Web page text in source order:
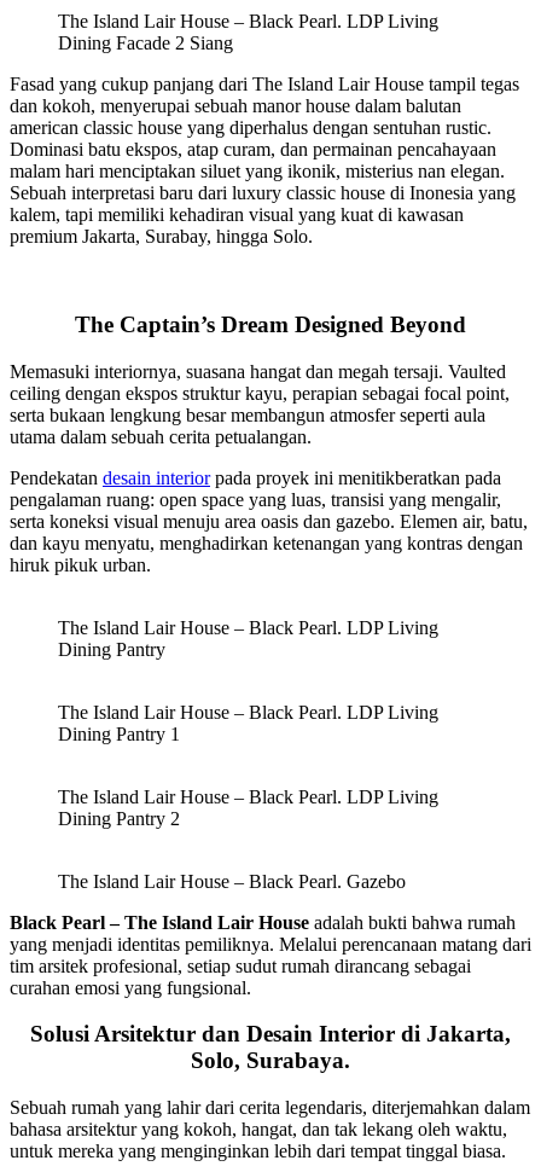
The Island Lair House – Black Pearl. LDP Living
Dining Facade 2 Siang
Fasad yang cukup panjang dari The Island Lair House tampil tegas
dan kokoh, menyerupai sebuah manor house dalam balutan
american classic house yang diperhalus dengan sentuhan rustic.
Dominasi batu ekspos, atap curam, dan permainan pencahayaan
malam hari menciptakan siluet yang ikonik, misterius nan elegan.
Sebuah interpretasi baru dari luxury classic house di Inonesia yang
kalem, tapi memiliki kehadiran visual yang kuat di kawasan
premium Jakarta, Surabay, hingga Solo.
The Captain’s Dream Designed Beyond
Memasuki interiornya, suasana hangat dan megah tersaji. Vaulted
ceiling dengan ekspos struktur kayu, perapian sebagai focal point,
serta bukaan lengkung besar membangun atmosfer seperti aula
utama dalam sebuah cerita petualangan.
Pendekatan desain interiorpada proyek ini menitikberatkan pada
pengalaman ruang: open space yang luas, transisi yang mengalir,
serta koneksi visual menuju area oasis dan gazebo. Elemen air, batu,
dan kayu menyatu, menghadirkan ketenangan yang kontras dengan
hiruk pikuk urban.
The Island Lair House – Black Pearl. LDP Living
Dining Pantry
The Island Lair House – Black Pearl. LDP Living
Dining Pantry 1
The Island Lair House – Black Pearl. LDP Living
Dining Pantry 2
The Island Lair House – Black Pearl. Gazebo
Black Pearl – The Island Lair House adalah bukti bahwa rumah
yang menjadi identitas pemiliknya. Melalui perencanaan matang dari
tim arsitek profesional, setiap sudut rumah dirancang sebagai
curahan emosi yang fungsional.
Solusi Arsitektur dan Desain Interior di Jakarta,
Solo, Surabaya.
Sebuah rumah yang lahir dari cerita legendaris, diterjemahkan dalam
bahasa arsitektur yang kokoh, hangat, dan tak lekang oleh waktu,
untuk mereka yang menginginkan lebih dari tempat tinggal biasa.